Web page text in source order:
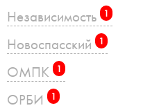
Независимость 1
Новоспасский 1
ОМПК 1
ОРБИ 1